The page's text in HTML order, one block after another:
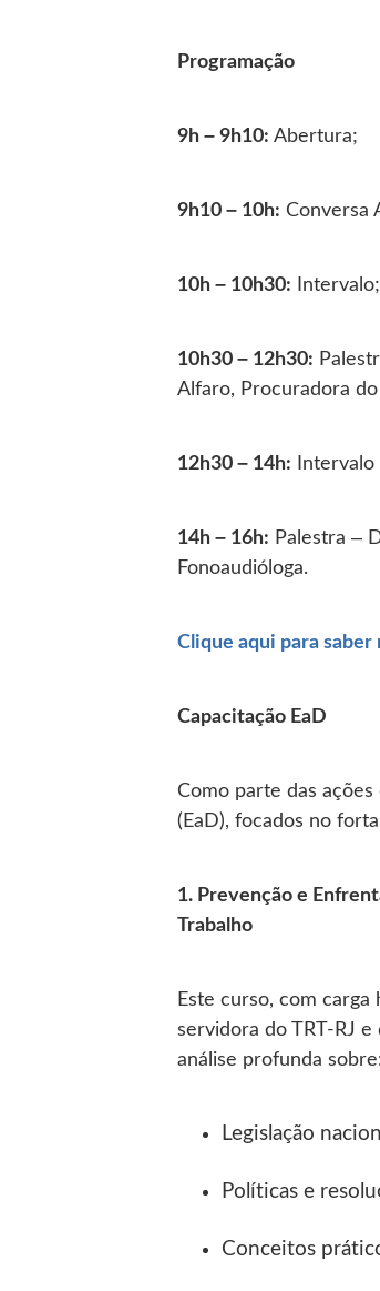
Programação
9h – 9h10: Abertura;
9h10 – 10h: Conversa
10h – 10h30: Intervalo;
10h30 – 12h30:
Alfaro, Procuradora do
12h30 – 14h: Intervalo
14h – 16h: Palestra –
Fonoaudióloga.
Clique aqui para
Capacitação EaD
Como parte das
(EaD), focados no
1. Prevenção e
Trabalho
Este curso, com
servidora do TRT-RJ
análise profunda
Legislação
Políticas e
Conceitos